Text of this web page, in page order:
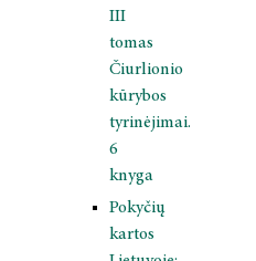
III
tomas
Čiurlionio
kūrybos
tyrinėjimai.
6
knyga
Pokyčių
kartos